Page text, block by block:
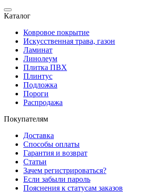
Каталог
Ковровое покрытие
Искусственная трава, газон
Ламинат
Линолеум
Плитка ПВХ
Плинтус
Подложка
Пороги
Распродажа
Покупателям
Доставка
Способы оплаты
Гарантия и возврат
Статьи
Зачем регистрироваться?
Если забыли пароль
Пояснения к статусам заказов